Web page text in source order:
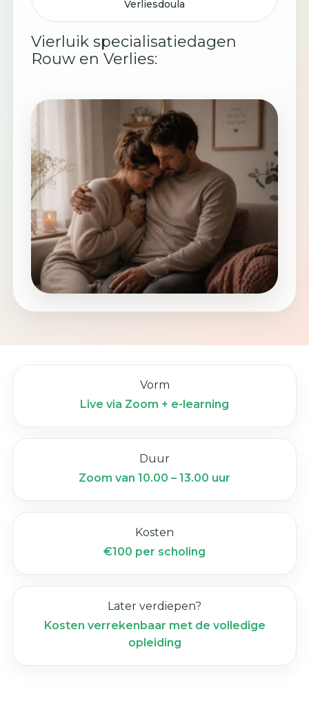
Verliesdoula
Vierluik specialisatiedagen
Rouw en Verlies:
Vorm
Live via Zoom + e-learning
Duur
Zoom van 10.00 – 13.00 uur
Kosten
€100 per scholing
Later verdiepen?
Kosten verrekenbaar met de volledige
opleiding